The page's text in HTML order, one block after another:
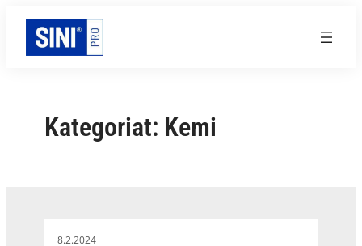
Siirry
sisältöön
Kategoriat: Kemi
8.2.2024